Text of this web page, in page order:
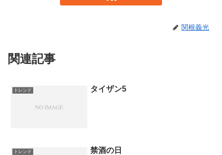
関根義光
関連記事
トレンド タイザン5
トレンド 禁酒の日